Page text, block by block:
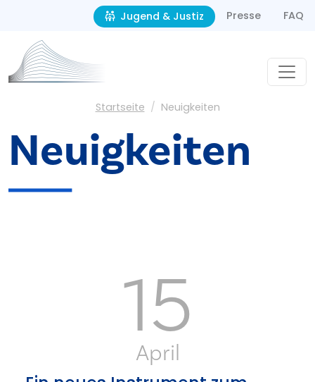
Second navigation
Jugend & Justiz Presse FAQ
Pfadnavigation
Startseite Neuigkeiten
Neuigkeiten
15
April